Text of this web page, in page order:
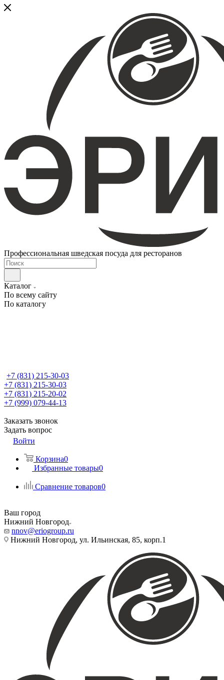
Профессиональная шведская посуда для ресторанов
Каталог
По всему сайту
По каталогу
+7 (831) 215-30-03
+7 (831) 215-30-03
+7 (831) 215-20-02
+7 (999) 079-44-13
Заказать звонок
Задать вопрос
Войти
Корзина0
Избранные товары0
Сравнение товаров0
Ваш город
Нижний Новгород
nnov@eriogroup.ru
Нижний Новгород, ул. Ильинская, 85, корп.1